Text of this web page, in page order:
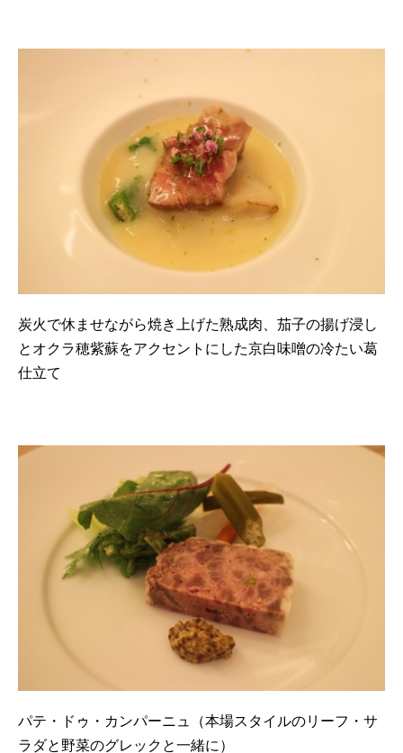
炭火で休ませながら焼き上げた熟成肉、茄子の揚げ浸し
とオクラ穂紫蘇をアクセントにした京白味噌の冷たい葛
仕立て
パテ・ドゥ・カンパーニュ（本場スタイルのリーフ・サ
ラダと野菜のグレックと一緒に）